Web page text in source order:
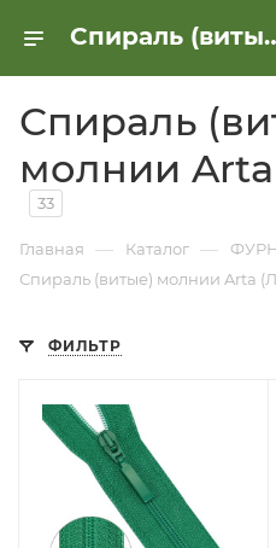
Спираль
Спираль
молнии
33
Главная — Каталог —
Спираль (витые) молнии Arta
ФИЛЬТР